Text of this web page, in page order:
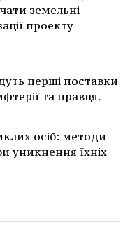
земельні
проекту
перші поставки
та правця.
осіб: методи
уникнення їхніх